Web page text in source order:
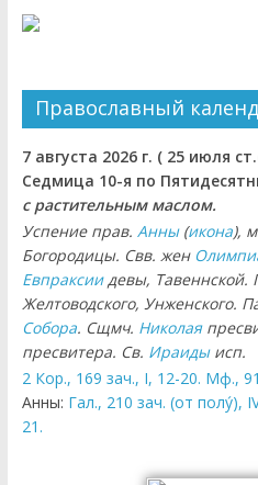
Православный
7 августа 2026 г. ( 25 июля
Седмица 10-я по
с растительным маслом.
Успение прав. Анны(икона),
Богородицы. Свв. жен
Евпраксиидевы, Тавеннской.
Желтоводского, Унженского.
Собора. Сщмч. Николая
пресвитера. Св. Ираидыисп.
2 Кор., 169 зач., I, 12-20. Мф.,
Анны: Гал., 210 зач. (от полу́),
21.